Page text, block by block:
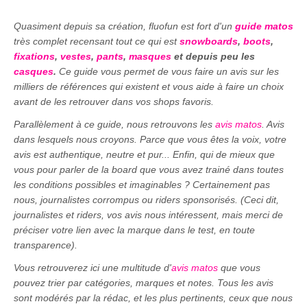
Quasiment depuis sa création, fluofun est fort d'un guide matos
très complet recensant tout ce qui est snowboards, boots,
fixations, vestes, pants, masques et depuis peu les
casques. Ce guide vous permet de vous faire un avis sur les
milliers de références qui existent et vous aide à faire un choix
avant de les retrouver dans vos shops favoris.
Parallèlement à ce guide, nous retrouvons les avis matos . Avis
dans lesquels nous croyons. Parce que vous êtes la voix, votre
avis est authentique, neutre et pur... Enfin, qui de mieux que
vous pour parler de la board que vous avez trainé dans toutes
les conditions possibles et imaginables ? Certainement pas
nous, journalistes corrompus ou riders sponsorisés. (Ceci dit,
journalistes et riders, vos avis nous intéressent, mais merci de
préciser votre lien avec la marque dans le test, en toute
transparence).
Vous retrouverez ici une multitude d'avis matos que vous
pouvez trier par catégories, marques et notes. Tous les avis
sont modérés par la rédac, et les plus pertinents, ceux que nous